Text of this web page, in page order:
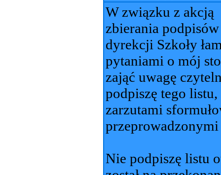
W związku z akcją
zbierania
dyrekcji Szkoły
pytaniami o mój
zająć uwagę
podpiszę tego
zarzutami
Nie podpiszę listu